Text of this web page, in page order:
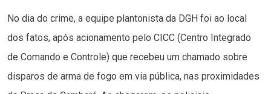
No dia do crime, a equipe plantonista da DGH foi ao local
dos fatos, após acionamento pelo CICC (Centro Integrado
de Comando e Controle) que recebeu um chamado sobre
disparos de arma de fogo em via pública, nas proximidades